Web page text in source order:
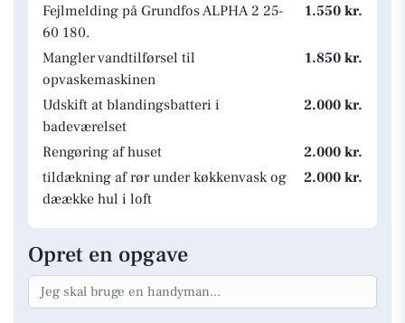
Fejlmelding på Grundfos ALPHA 2 25-
60 180.
1.550 kr.
Mangler vandtilførsel til
opvaskemaskinen
1.850 kr.
Udskift at blandingsbatteri i
badeværelset
2.000 kr.
Rengøring af huset
2.000 kr.
tildækning af rør under køkkenvask og
dæække hul i loft
2.000 kr.
Opret en opgave